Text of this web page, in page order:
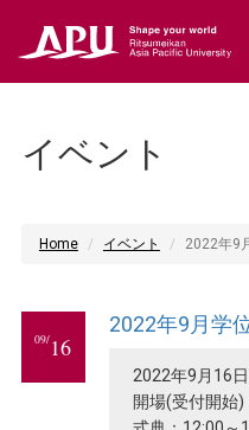
イベント
Home イベント 2022年9
09/16
2022年9月学
2022年9月16
開場(受付開始)